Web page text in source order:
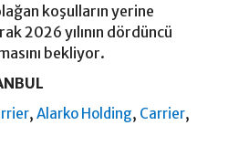
koşulların yerine
2026 yılının dördüncü
bekliyor.
,Alarko Holding, Carrier,